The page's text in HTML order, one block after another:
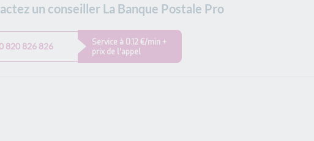
un conseiller La Banque Postale Pro
820 826 826
Service à 0.12 €/min +
prix de l’appel